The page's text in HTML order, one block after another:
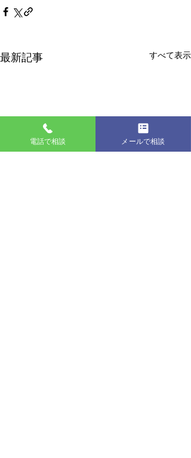
最新記事 すべて表示
電話で相談 メールで相談